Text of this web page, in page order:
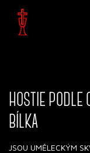
HOSTIE PODLE
BÍLKA
JSOU UMĚLECKÝM